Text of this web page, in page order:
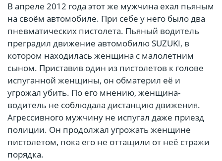
В апреле 2012 года этот же мужчина ехал пьяным
на своём автомобиле. При себе у него было два
пневматических пистолета. Пьяный водитель
преградил движение автомобилю SUZUKI, в
котором находилась женщина с малолетним
сыном. Приставив один из пистолетов к голове
испуганной женщины, он обматерил её и
угрожал убить. По его мнению, женщина-
водитель не соблюдала дистанцию движения.
Агрессивного мужчину не испугал даже приезд
полиции. Он продолжал угрожать женщине
пистолетом, пока его не оттащили от неё стражи
порядка.